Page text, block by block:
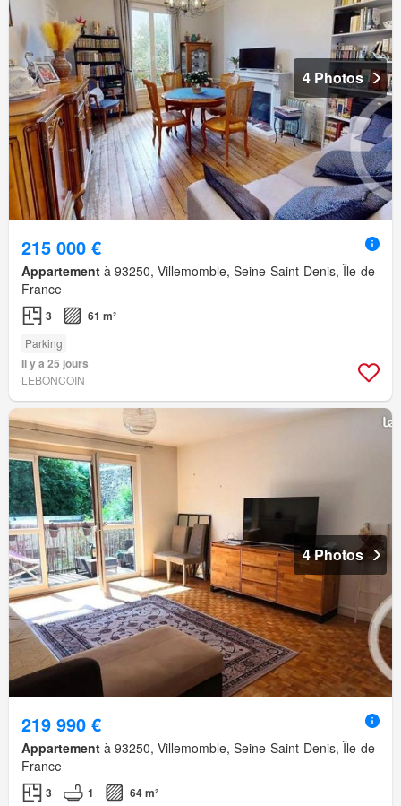
4 Photos
215 000 €
Appartement à 93250, Villemomble, Seine-Saint-Denis, Île-de-
France
3 61 m²
Parking
Il y a 25 jours
LEBONCOIN
4 Photos
219 990 €
Appartement à 93250, Villemomble, Seine-Saint-Denis, Île-de-
France
3 1 64 m²